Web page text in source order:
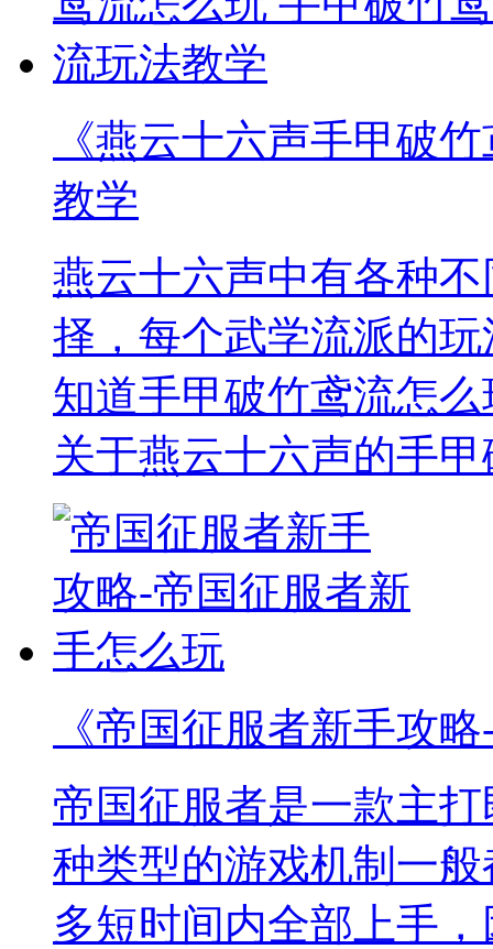
《燕云十六声手甲破
教学
燕云十六声中有各种
择，每个武学流派的
知道手甲破竹鸢流怎
关于燕云十六声的手
《帝国征服者新手攻
帝国征服者是一款主
种类型的游戏机制一
多短时间内全部上手